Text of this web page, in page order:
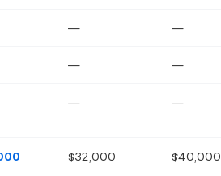
— —
— —
— —
$32,000 $40,000